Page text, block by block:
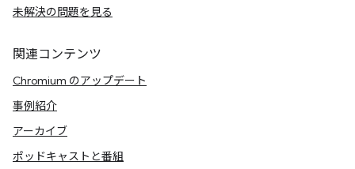
未解決の問題を見る
関連コンテンツ
Chromium のアップデート
事例紹介
アーカイブ
ポッドキャストと番組